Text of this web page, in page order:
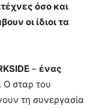
όσο και
οι ίδιοι τα
– ένας
. Ο σταρ του
τη συνεργασία